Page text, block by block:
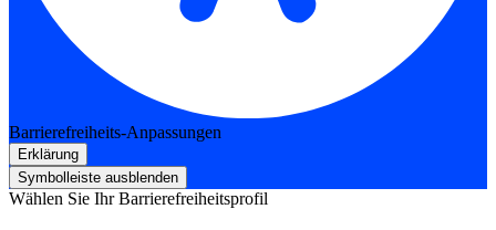
Barrierefreiheits-Anpassungen
Erklärung
Symbolleiste ausblenden
Wählen Sie Ihr Barrierefreiheitsprofil